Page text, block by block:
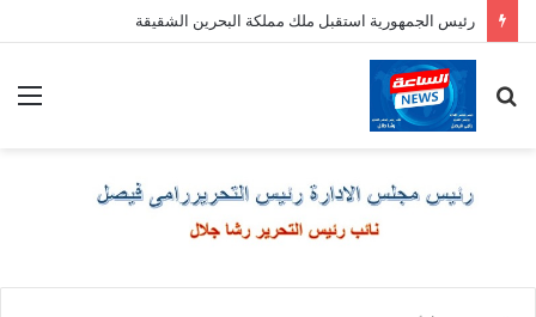
رئيس الجمهورية استقبل ملك مملكة البحرين الشقيقة
عن